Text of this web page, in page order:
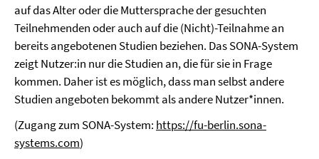
auf das Alter oder die Muttersprache der gesuchten
Teilnehmenden oder auch auf die (Nicht)-Teilnahme an
bereits angebotenen Studien beziehen. Das SONA-System
zeigt Nutzer:in nur die Studien an, die für sie in Frage
kommen. Daher ist es möglich, dass man selbst andere
Studien angeboten bekommt als andere Nutzer*innen.
(Zugang zum SONA-System: https://fu-berlin.sona-
systems.com)